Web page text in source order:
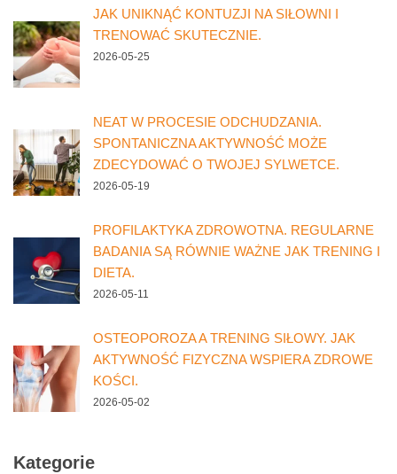
JAK UNIKNĄĆ KONTUZJI NA SIŁOWNI I
TRENOWAĆ SKUTECZNIE.
2026-05-25
NEAT W PROCESIE ODCHUDZANIA.
SPONTANICZNA AKTYWNOŚĆ MOŻE
ZDECYDOWAĆ O TWOJEJ SYLWETCE.
2026-05-19
PROFILAKTYKA ZDROWOTNA. REGULARNE
BADANIA SĄ RÓWNIE WAŻNE JAK TRENING I
DIETA.
2026-05-11
OSTEOPOROZA A TRENING SIŁOWY. JAK
AKTYWNOŚĆ FIZYCZNA WSPIERA ZDROWE
KOŚCI.
2026-05-02
Kategorie